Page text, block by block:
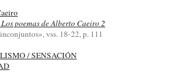
poemas de Alberto Caeiro 2
vss. 18-22, p. 111
/ SENSACIÓN